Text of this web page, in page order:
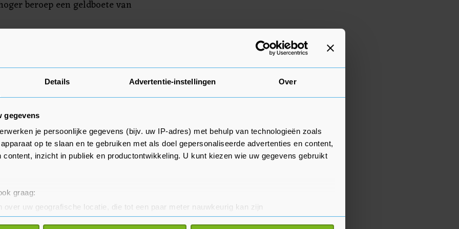
Details Advertentie-instellingen Over
gegevens
je persoonlijke gegevens (bijv. uw IP-adres) met behulp van technologieën zoals
op te slaan en te gebruiken met als doel gepersonaliseerde advertenties en content,
content, inzicht in publiek en productontwikkeling. U kunt kiezen wie uw gegevens gebruikt
graag:
over uw geografische locatie, die tot een paar meter nauwkeurig kan zijn
door het actief te scannen op specifieke eigenschappen (fingerprinting)
beroep een geldboete van
dan gebruikelijk, door
ingebrachte stukken en een
Openbaar Ministerie en
van politieke beïnvloeding.
justitieminister Ivo
in de pap heeft gehad om
pakken. Het OM heeft dat keer
Het hof was het met